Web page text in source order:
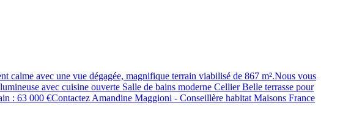
avec une vue dégagée, magnifique terrain viabilisé de 867 m².Nous vous
avec cuisine ouverte Salle de bains moderne Cellier Belle terrasse pour
: 63 000 €Contactez Amandine Maggioni - Conseillère habitat Maisons France